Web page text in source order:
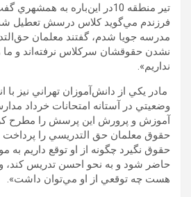
فرزندم مي‌گويد كلاس درسش تعطيل
مدرسه جويا شدم، گفتند معلمان
نشدن حقوقشان سركلاس نرفته‌اند و ما
نداريم».
مادر يكي از دانش‌آموزان تهراني نيز با
وضعيتي در آستانه امتحانات خرداد
حقوق معلمان حق التدريسي را پرداخت
حقوق نگيرد چگونه از او توقع داريم
حاضر شود و به نحو احسن تدريس كند،
هست چه توقعي از او مي‌توان داشت».